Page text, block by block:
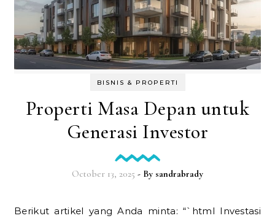
BISNIS & PROPERTI
Properti Masa Depan untuk
Generasi Investor
October 13, 2025 - By sandrabrady
Berikut artikel yang Anda minta: “`html Investasi